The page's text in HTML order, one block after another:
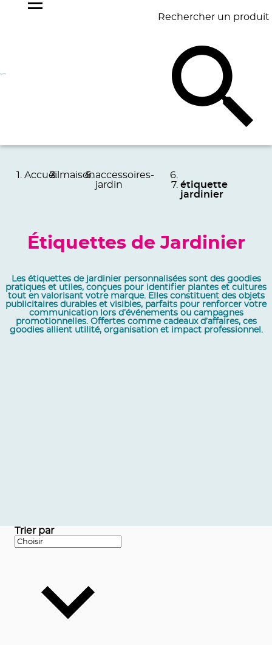
Rechercher un produit
BAGAGERIE BUREAU
Accueil maisonaccessoires-
jardin
étiquette
jardinier
Étiquettes de Jardinier
Les étiquettes de jardinier personnalisées sont des goodies
pratiques et utiles, conçues pour identifier plantes et cultures
tout en valorisant votre marque. Elles constituent des objets
publicitaires durables et visibles, parfaits pour renforcer votre
communication lors d’événements ou campagnes
promotionnelles. Offertes comme cadeaux d’affaires, ces
goodies allient utilité, organisation et impact professionnel.
Trier par